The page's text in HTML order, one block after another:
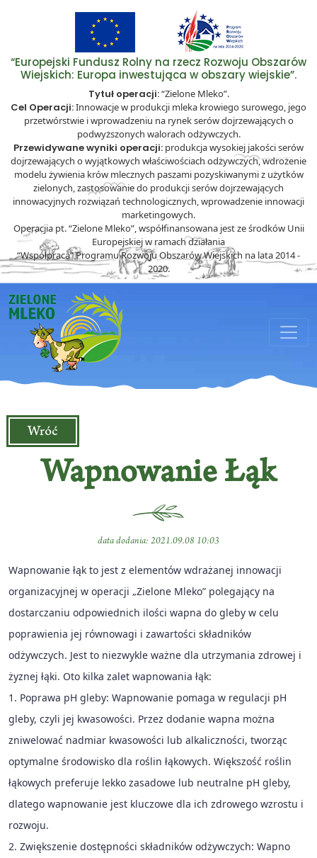
“Europejski Fundusz Rolny na rzecz Rozwoju Obszarów
Wiejskich: Europa inwestująca w obszary wiejskie”.
Tytuł operacji:“Zielone Mleko”.
Cel Operacji:Innowacje w produkcji mleka krowiego surowego, jego
przetwórstwie i wprowadzeniu na rynek serów dojrzewających o
podwyższonych walorach odżywczych.
Przewidywane wyniki operacji: produkcja wysokiej jakości serów
dojrzewających o wyjątkowych właściwościach odżywczych, wdrożenie
modelu żywienia krów mlecznych paszami pozyskiwanymi z użytków
zielonych, zastosowanie do produkcji serów dojrzewających
innowacyjnych rozwiązań technologicznych, wprowadzenie innowacji
marketingowych.
Operacjia pt. “Zielone Mleko”, współfinansowana jest ze środków Unii
Europejskiej w ramach działania
“Współpraca” Programu Rozwoju Obszarów Wiejskich na lata 2014 -
2020.
Wróć
Wapnowanie Łąk
data dodania: 2021.09.08 10:03
Wapnowanie łąk to jest z elementów wdrażanej innowacji
organizacyjnej w operacji „Zielone Mleko” polegający na
dostarczaniu odpowiednich ilości wapna do gleby w celu
poprawienia jej równowagi i zawartości składników
odżywczych. Jest to niezwykle ważne dla utrzymania zdrowej i
żyznej łąki. Oto kilka zalet wapnowania łąk:
1. Poprawa pH gleby: Wapnowanie pomaga w regulacji pH
gleby, czyli jej kwasowości. Przez dodanie wapna można
zniwelować nadmiar kwasowości lub alkaliczności, tworząc
optymalne środowisko dla roślin łąkowych. Większość roślin
łąkowych preferuje lekko zasadowe lub neutralne pH gleby,
dlatego wapnowanie jest kluczowe dla ich zdrowego wzrostu i
rozwoju.
2. Zwiększenie dostępności składników odżywczych: Wapno